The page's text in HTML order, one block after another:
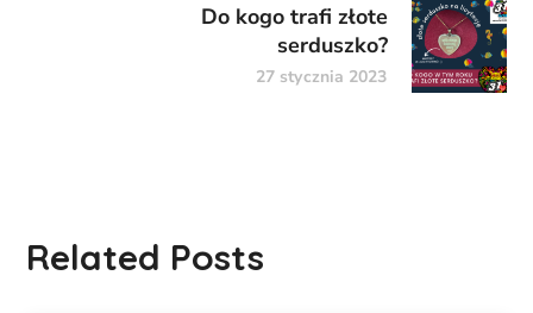
Do kogo trafi złote
serduszko?
27 stycznia 2023
Related Posts